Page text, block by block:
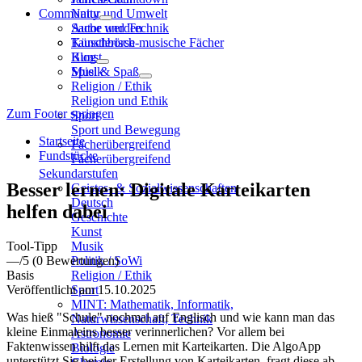
Natur und Umwelt
Sache und Technik
Künstlerisch-musische Fächer
Kunst
Musik
Religion / Ethik
Religion und Ethik
Sport
Sport und Bewegung
Fächerübergreifend
Fächerübergreifend
Sekundarstufen
Geistes- & Sozialwissenschaften
Deutsch
Geschichte
Kunst
Musik
Politik / SoWi
Religion / Ethik
Sport
MINT: Mathematik, Informatik,
Naturwissenschaft, Technik
Astronomie
Biologie
Community
Autor werden
Tauschbörse
Blog
Spiel & Spaß
Zum Footer springen
Startseite
Fundstücke
Besser lernen: Digitale Karteikarten
helfen dabei
Tool-Tipp
—/5 (0 Bewertungen)
Basis
Veröffentlicht am 15.10.2025
Was hieß "Schule" nochmal auf Englisch und wie kann man das
kleine Einmaleins besser verinnerlichen? Vor allem bei
Faktenwissen hilft das Lernen mit Karteikarten. Die AlgoApp